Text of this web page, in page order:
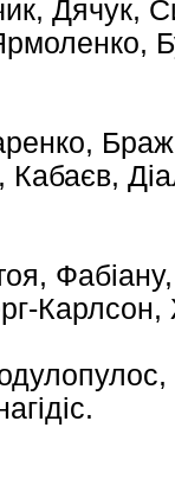
Дячук,
Кабаєв,